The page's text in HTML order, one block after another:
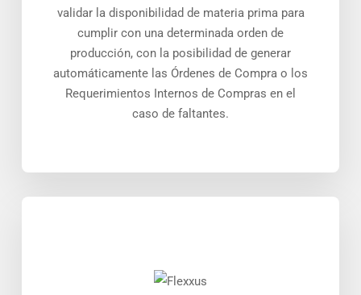
validar la disponibilidad de materia prima para
cumplir con una determinada orden de
producción, con la posibilidad de generar
automáticamente las Órdenes de Compra o los
Requerimientos Internos de Compras en el
caso de faltantes.